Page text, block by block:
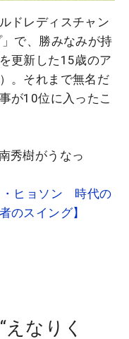
ドレディスチャン
で、勝みなみが持
更新した15歳のア
。それまで無名だ
が10位に入ったこ
秀樹がうなっ
・ヒョソン 時代の
のスイング】
なりく